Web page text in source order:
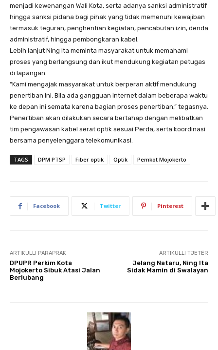
menjadi kewenangan Wali Kota, serta adanya sanksi administratif
hingga sanksi pidana bagi pihak yang tidak memenuhi kewajiban
termasuk teguran, penghentian kegiatan, pencabutan izin, denda
administratif, hingga pembongkaran kabel.
Lebih lanjut Ning Ita meminta masyarakat untuk memahami
proses yang berlangsung dan ikut mendukung kegiatan petugas
di lapangan.
“Kami mengajak masyarakat untuk berperan aktif mendukung
penertiban ini. Bila ada gangguan internet dalam beberapa waktu
ke depan ini semata karena bagian proses penertiban,” tegasnya.
Penertiban akan dilakukan secara bertahap dengan melibatkan
tim pengawasan kabel serat optik sesuai Perda, serta koordinasi
bersama penyelenggara telekomunikasi.
TAGS DPM PTSP Fiber optik Optik Pemkot Mojokerto
Facebook Twitter Pinterest
ARTIKULLI PARAPRAK
DPUPR Perkim Kota
Mojokerto Sibuk Atasi Jalan
Berlubang
ARTIKULLI TJETËR
Jelang Nataru, Ning Ita
Sidak Mamin di Swalayan